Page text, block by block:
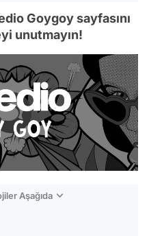
Goygoy sayfasını
unutmayın!
Aşağıda